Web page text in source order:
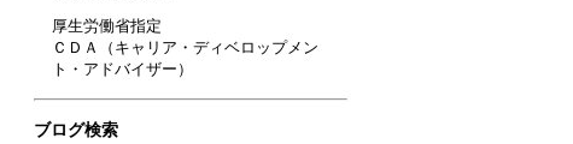
厚生労働省指定
ＣＤＡ（キャリア・ディベロップメン
ト・アドバイザー）
ブログ検索